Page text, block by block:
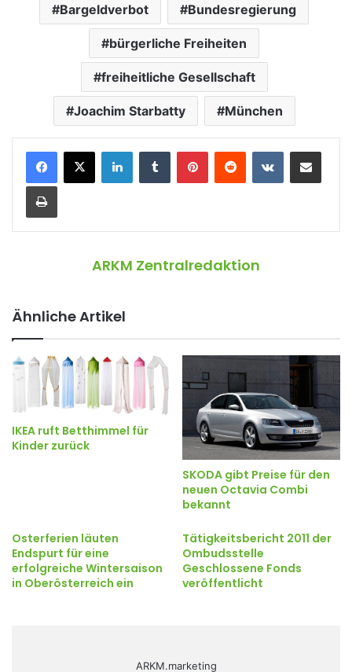
Bargeldverbot Bundesregierung
bürgerliche Freiheiten
freiheitliche Gesellschaft
Joachim Starbatty München
ARKM Zentralredaktion
Ähnliche Artikel
IKEA ruft Betthimmel für
Kinder zurück
SKODA gibt Preise für den
neuen Octavia Combi
bekannt
Osterferien läuten
Endspurt für eine
erfolgreiche Wintersaison
in Oberösterreich ein
Tätigkeitsbericht 2011 der
Ombudsstelle
Geschlossene Fonds
veröffentlicht
ARKM.marketing